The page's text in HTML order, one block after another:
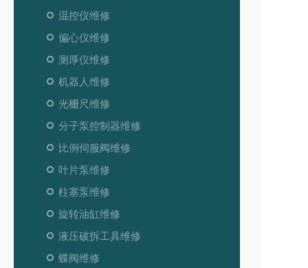
温控仪维修
偏心仪维修
测厚仪维修
机器人维修
光栅尺维修
分子泵控制器维修
比例伺服阀维修
叶片泵维修
柱塞泵维修
旋转油缸维修
液压破拆工具维修
蝶阀维修